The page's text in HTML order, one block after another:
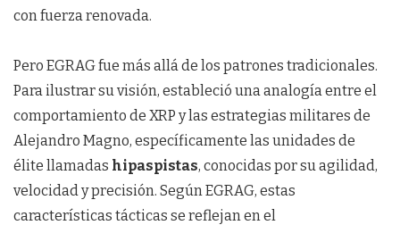
con fuerza renovada.
Pero EGRAG fue más allá de los patrones tradicionales.
Para ilustrar su visión, estableció una analogía entre el
comportamiento de XRP y las estrategias militares de
Alejandro Magno, específicamente las unidades de
élite llamadas hipaspistas, conocidas por su agilidad,
velocidad y precisión. Según EGRAG, estas
características tácticas se reflejan en el